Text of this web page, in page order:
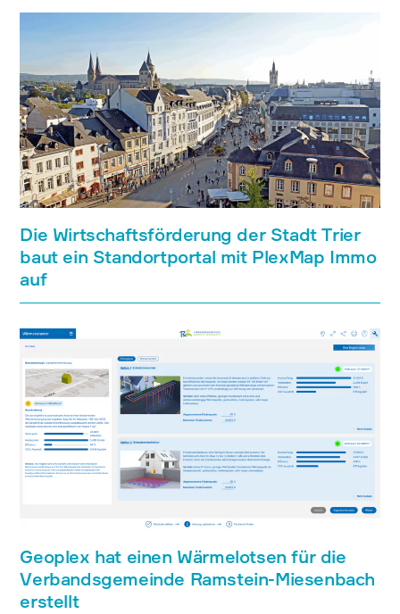
Die Wirtschaftsförderung der Stadt Trier
baut ein Standortportal mit PlexMap Immo
auf
Geoplex hat einen Wärmelotsen für die
Verbandsgemeinde Ramstein-Miesenbach
erstellt